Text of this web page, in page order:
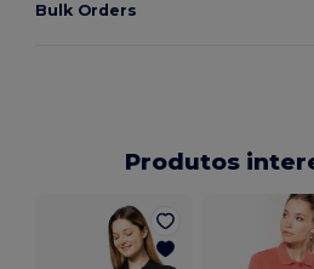
Bulk Orders
Produtos